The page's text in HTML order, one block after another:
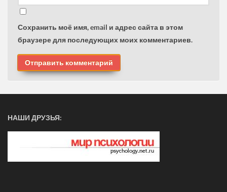
Сохранить моё имя, email и адрес сайта в этом
браузере для последующих моих комментариев.
НАШИ ДРУЗЬЯ: